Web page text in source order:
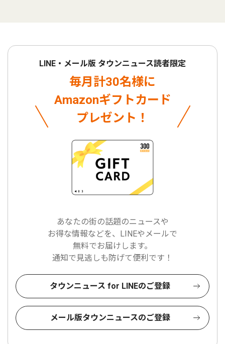
LINE・メール版 タウンニュース読者限定
毎月計30名様に
Amazonギフトカード
プレゼント！
あなたの街の話題のニュースや
お得な情報などを、LINEやメールで
無料でお届けします。
通知で見逃しも防げて便利です！
タウンニュース for LINEのご登録
メール版タウンニュースのご登録